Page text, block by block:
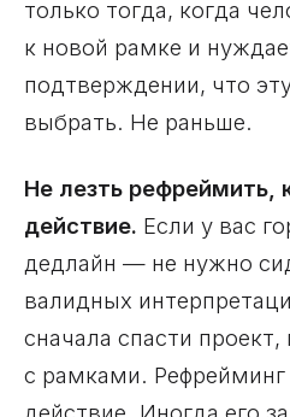
только тогда, когда
к новой рамке и
подтверждении, что
выбрать. Не раньше.
Не лезть рефреймить,
действие. Если у вас
дедлайн — не нужно
валидных
сначала спасти
с рамками. Рефрейминг